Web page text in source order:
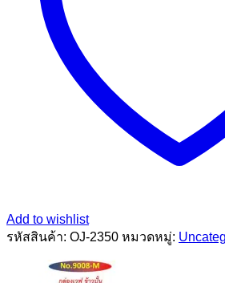
Add to wishlist
รหัสสินค้า: OJ-2350 หมวดหมู่: